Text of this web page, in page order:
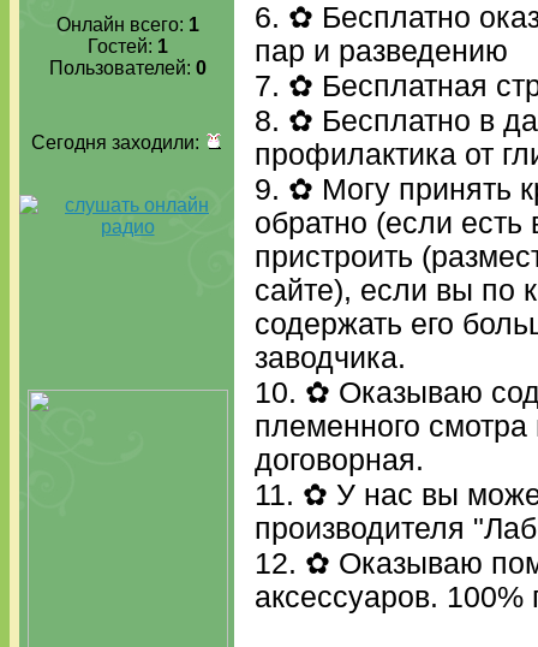
Онлайн всего: 1
Гостей: 1
Пользователей: 0
Сегодня заходили:
6. ✿ Бесплатно
пар и разведению
7. ✿ Бесплатная
8. ✿ Бесплатно в
профилактика от
9. ✿ Могу принять
обратно (если
пристроить
сайте), если вы по
содержать его
заводчика.
10. ✿ Оказываю
племенного
договорная.
11. ✿ У нас вы
производителя
12. ✿ Оказываю
аксессуаров.